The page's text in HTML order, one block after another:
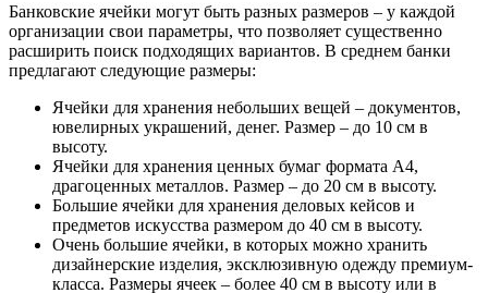
Банковские ячейки могут быть разных размеров – у каждой
организации свои параметры, что позволяет существенно
расширить поиск подходящих вариантов. В среднем банки
предлагают следующие размеры:
Ячейки для хранения небольших вещей – документов,
ювелирных украшений, денег. Размер – до 10 см в
высоту.
Ячейки для хранения ценных бумаг формата А4,
драгоценных металлов. Размер – до 20 см в высоту.
Большие ячейки для хранения деловых кейсов и
предметов искусства размером до 40 см в высоту.
Очень большие ячейки, в которых можно хранить
дизайнерские изделия, эксклюзивную одежду премиум-
класса. Размеры ячеек – более 40 см в высоту или в